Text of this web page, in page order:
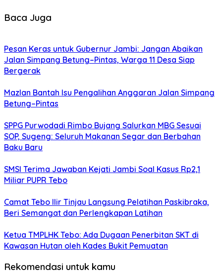
Baca Juga
Pesan Keras untuk Gubernur Jambi: Jangan Abaikan
Jalan Simpang Betung–Pintas, Warga 11 Desa Siap
Bergerak
Mazlan Bantah Isu Pengalihan Anggaran Jalan Simpang
Betung–Pintas
SPPG Purwodadi Rimbo Bujang Salurkan MBG Sesuai
SOP, Sugeng: Seluruh Makanan Segar dan Berbahan
Baku Baru
SMSI Terima Jawaban Kejati Jambi Soal Kasus Rp2,1
Miliar PUPR Tebo
Camat Tebo Ilir Tinjau Langsung Pelatihan Paskibraka,
Beri Semangat dan Perlengkapan Latihan
Ketua TMPLHK Tebo: Ada Dugaan Penerbitan SKT di
Kawasan Hutan oleh Kades Bukit Pemuatan
Rekomendasi untuk kamu